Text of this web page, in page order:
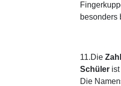
besonders
11.Die
Schüler
Die